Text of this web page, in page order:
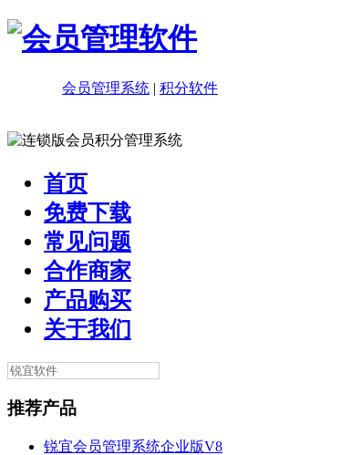
会员管理系统 | 积分软件
首页
免费下载
常见问题
合作商家
产品购买
关于我们
推荐产品
锐宜会员管理系统企业版V8